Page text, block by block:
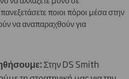
ποιοι πόροι μέσα στην
να αναπαραχθούν για
Στην DS Smith